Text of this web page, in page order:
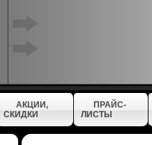
АКЦИИ,
СКИДКИ
ПРАЙС-
ЛИСТЫ